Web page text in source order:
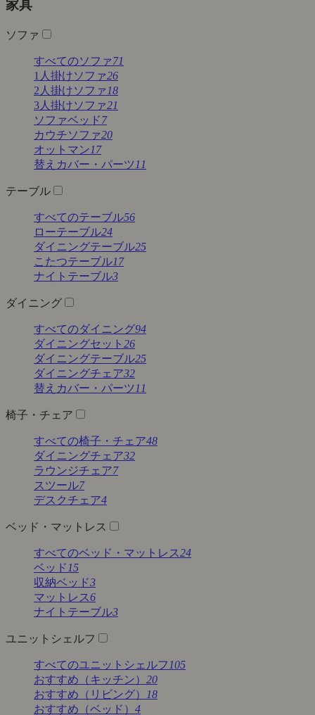
家具
ソファ
すべてのソファ71
1人掛けソファ26
2人掛けソファ 18
3人掛けソファ21
ソファベッド7
カウチソファ20
オットマン17
替えカバー・パーツ 11
テーブル
すべてのテーブル56
ローテーブル24
ダイニングテーブル25
こたつテーブル17
ナイトテーブル3
ダイニング
すべてのダイニング94
ダイニングセット 26
ダイニングテーブル25
ダイニングチェア32
替えカバー・パーツ 11
椅子・チェア
すべての椅子・チェア48
ダイニングチェア32
ラウンジチェア7
スツール7
デスクチェア4
ベッド・マットレス
すべてのベッド・マットレス24
ベッド 15
収納ベッド3
マットレス6
ナイトテーブル3
ユニットシェルフ
すべてのユニットシェルフ 105
おすすめ（キッチン） 20
おすすめ（リビング）
18
おすすめ（ベッド） 4